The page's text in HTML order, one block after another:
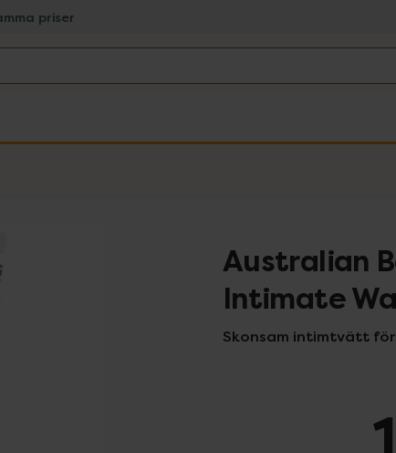
priser
Australian
Intimate
Skonsam intimtvätt